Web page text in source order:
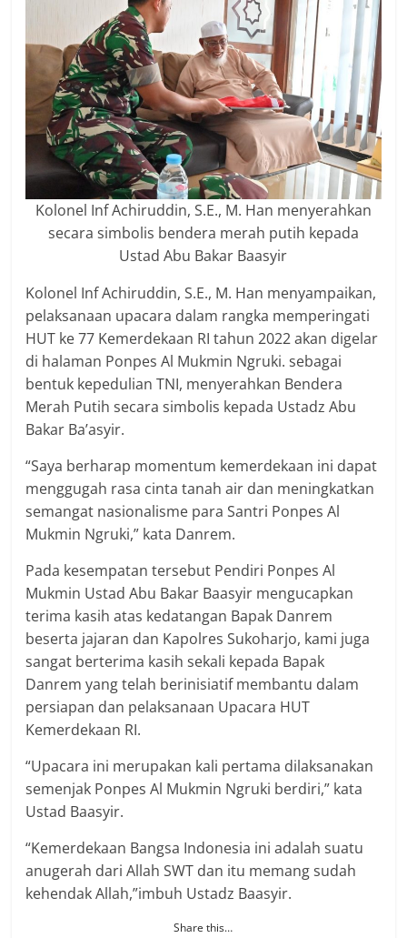
Kolonel Inf Achiruddin, S.E., M. Han menyerahkan
secara simbolis bendera merah putih kepada
Ustad Abu Bakar Baasyir
Kolonel Inf Achiruddin, S.E., M. Han menyampaikan,
pelaksanaan upacara dalam rangka memperingati
HUT ke 77 Kemerdekaan RI tahun 2022 akan digelar
di halaman Ponpes Al Mukmin Ngruki. sebagai
bentuk kepedulian TNI, menyerahkan Bendera
Merah Putih secara simbolis kepada Ustadz Abu
Bakar Ba’asyir.
“Saya berharap momentum kemerdekaan ini dapat
menggugah rasa cinta tanah air dan meningkatkan
semangat nasionalisme para Santri Ponpes Al
Mukmin Ngruki,” kata Danrem.
Pada kesempatan tersebut Pendiri Ponpes Al
Mukmin Ustad Abu Bakar Baasyir mengucapkan
terima kasih atas kedatangan Bapak Danrem
beserta jajaran dan Kapolres Sukoharjo, kami juga
sangat berterima kasih sekali kepada Bapak
Danrem yang telah berinisiatif membantu dalam
persiapan dan pelaksanaan Upacara HUT
Kemerdekaan RI.
“Upacara ini merupakan kali pertama dilaksanakan
semenjak Ponpes Al Mukmin Ngruki berdiri,” kata
Ustad Baasyir.
“Kemerdekaan Bangsa Indonesia ini adalah suatu
anugerah dari Allah SWT dan itu memang sudah
kehendak Allah,”imbuh Ustadz Baasyir.
Share this…